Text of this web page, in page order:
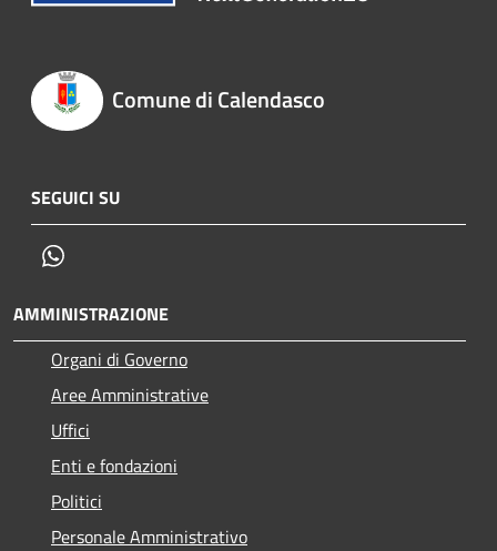
Comune di Calendasco
SEGUICI SU
AMMINISTRAZIONE
Organi di Governo
Aree Amministrative
Uffici
Enti e fondazioni
Politici
Personale Amministrativo